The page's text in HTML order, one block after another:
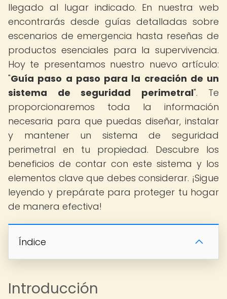
llegado al lugar indicado. En nuestra web
encontrarás desde guías detalladas sobre
escenarios de emergencia hasta reseñas de
productos esenciales para la supervivencia.
Hoy te presentamos nuestro nuevo artículo:
"Guía paso a paso para la creación de un
sistema de seguridad perimetral". Te
proporcionaremos toda la información
necesaria para que puedas diseñar, instalar
y mantener un sistema de seguridad
perimetral en tu propiedad. Descubre los
beneficios de contar con este sistema y los
elementos clave que debes considerar. ¡Sigue
leyendo y prepárate para proteger tu hogar
de manera efectiva!
Índice
Introducción